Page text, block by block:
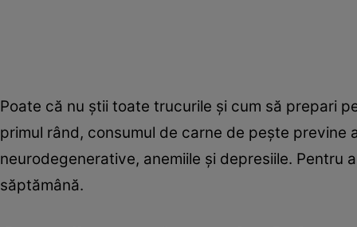
Poate că nu ştii toate trucurile şi cum să prepari
primul rând, consumul de carne de peşte
neurodegenerative, anemiile şi depresiile.
săptămână.